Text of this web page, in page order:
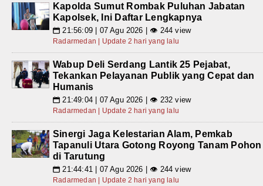
Kapolda Sumut Rombak Puluhan Jabatan
Kapolsek, Ini Daftar Lengkapnya
📅 21:56:09 | 07 Agu 2026 | 👁 244 view
Radarmedan | Update 2 hari yang lalu
Wabup Deli Serdang Lantik 25 Pejabat,
Tekankan Pelayanan Publik yang Cepat dan
Humanis
📅 21:49:04 | 07 Agu 2026 | 👁 232 view
Radarmedan | Update 2 hari yang lalu
Sinergi Jaga Kelestarian Alam, Pemkab
Tapanuli Utara Gotong Royong Tanam Pohon
di Tarutung
📅 21:44:41 | 07 Agu 2026 | 👁 244 view
Radarmedan | Update 2 hari yang lalu